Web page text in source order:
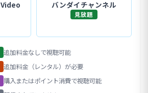
バンダイチャンネル
見放題
追加料金なしで視聴可能
追加料金（レンタル）が必要
購入またはポイント消費で視聴可能